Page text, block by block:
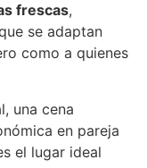
frescas,
se adaptan
como a quienes
una cena
en pareja
el lugar ideal